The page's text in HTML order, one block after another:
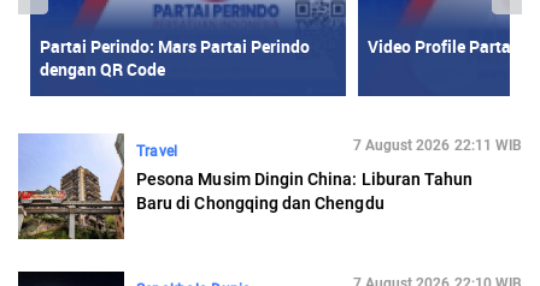
Travel 7 August 2026 22:11 WIB
Pesona Musim Dingin China: Liburan Tahun
Baru di Chongqing dan Chengdu